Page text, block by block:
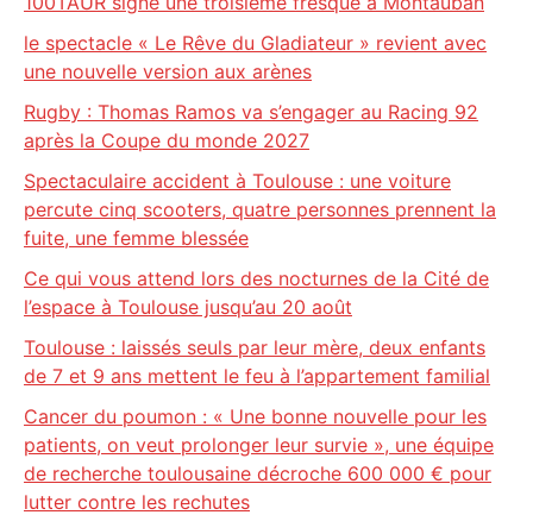
le spectacle « Le Rêve du Gladiateur » revient avec
une nouvelle version aux arènes
Rugby : Thomas Ramos va s’engager au Racing 92
après la Coupe du monde 2027
Spectaculaire accident à Toulouse : une voiture
percute cinq scooters, quatre personnes prennent la
fuite, une femme blessée
Ce qui vous attend lors des nocturnes de la Cité de
l’espace à Toulouse jusqu’au 20 août
Toulouse : laissés seuls par leur mère, deux enfants
de 7 et 9 ans mettent le feu à l’appartement familial
Cancer du poumon : « Une bonne nouvelle pour les
patients, on veut prolonger leur survie », une équipe
de recherche toulousaine décroche 600 000 € pour
lutter contre les rechutes